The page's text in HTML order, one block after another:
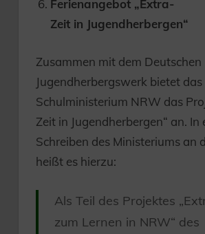
Ferienangebot „Extra-
Zeit in Jugendherbergen“
Zusammen mit dem Deutschen
Jugendherbergswerk bietet das
Schulministerium NRW das
Zeit in Jugendherbergen“ an. In
Schreiben des Ministeriums an
heißt es hierzu:
Als Teil des Projektes
zum Lernen in NRW“ des